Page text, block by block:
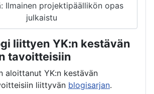
Ilmainen projektipäällikön opas
julkaistu
liittyen YK:n kestävän
tavoitteisiin
aloittanut YK:n kestävän
liittyvän blogisarjan.